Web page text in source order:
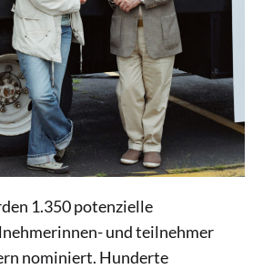
1.350 potenzielle
und teilnehmer
nominiert. Hunderte